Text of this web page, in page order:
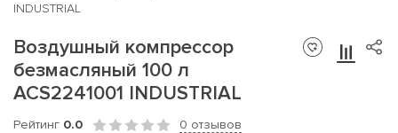
INDUSTRIAL
Воздушный компрессор
безмасляный 100 л
ACS2241001 INDUSTRIAL
Рейтинг 0.0 0 отзывов